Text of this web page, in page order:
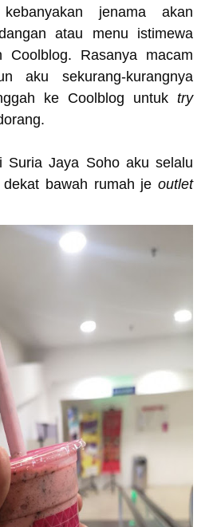
jenama akan
atau menu istimewa
Coolblog. Rasanya macam
aku sekurang-kurangnya
ke Coolblog untuk try
Suria Jaya Soho aku selalu
bawah rumah je outlet